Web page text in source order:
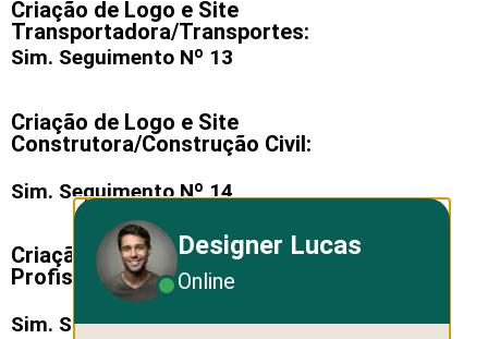
Criação de Logo e Site
Transportadora/Transportes:
Sim. Seguimento Nº 13
Criação de Logo e Site
Construtora/Construção Civil:
Sim. Seguimento Nº 14
Criação de Logo e Site Consultoria
Profissional:
Sim. Seguimento Nº 15
Designer Lucas
Online